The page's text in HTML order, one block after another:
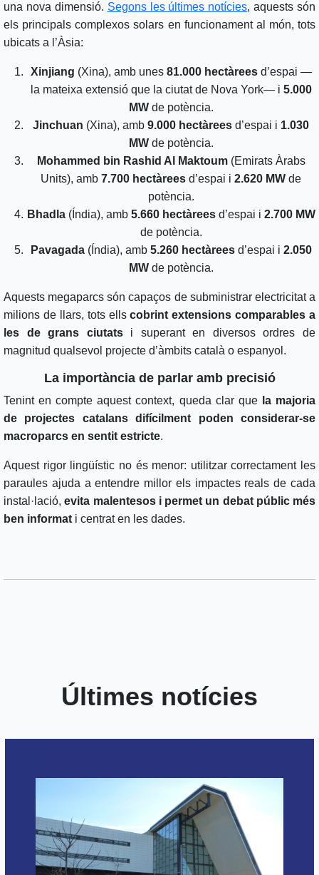
una nova dimensió. Segons les últimes notícies, aquests són
els principals complexos solars en funcionament al món, tots
ubicats a l’Àsia:
Xinjiang (Xina), amb unes 81.000 hectàreesd’espai —
la mateixa extensió que la ciutat de Nova York— i 5.000
MWde potència.
Jinchuan (Xina), amb 9.000 hectàrees d’espai i 1.030
MW de potència.
Mohammed bin Rashid Al Maktoum (Emirats Àrabs
Units), amb 7.700 hectàrees d’espai i 2.620 MW de
potència.
Bhadla(Índia), amb 5.660 hectàrees d’espai i 2.700 MW
de potència.
Pavagada (Índia), amb 5.260 hectàreesd’espai i 2.050
MWde potència.
Aquests megaparcs són capaços de subministrar electricitat a
milions de llars, tots ellscobrint extensions comparables a
les de grans ciutatsi superant en diversos ordres de
magnitud qualsevol projecte d’àmbits català o espanyol.
La importància de parlar amb precisió
Tenint en compte aquest context, queda clar que la majoria
de projectes catalans difícilment poden considerar-se
macroparcs en sentit estricte.
Aquest rigor lingüístic no és menor: utilitzar correctament les
paraules ajuda a entendre millor els impactes reals de cada
instal·lació,evita malentesos i permet un debat públic més
ben informat i centrat en les dades.
Últimes notícies